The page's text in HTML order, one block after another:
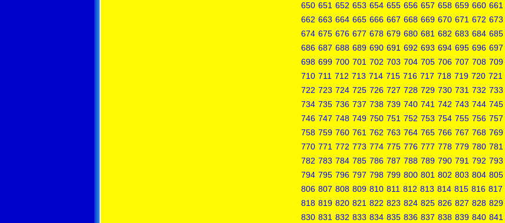
650 651 652 653 654 655 656 657 658 659 660 661
662 663 664 665 666 667 668 669 670 671 672 673
674 675 676 677 678 679 680 681 682 683 684 685
686 687 688 689 690 691 692 693 694 695 696 697
698 699 700 701 702 703 704 705 706 707 708 709
710 711 712 713 714 715 716 717 718 719 720 721
722 723 724 725 726 727 728 729 730 731 732 733
734 735 736 737 738 739 740 741 742 743 744 745
746 747 748 749 750 751 752 753 754 755 756 757
758 759 760 761 762 763 764 765 766 767 768 769
770 771 772 773 774 775 776 777 778 779 780 781
782 783 784 785 786 787 788 789 790 791 792 793
794 795 796 797 798 799 800 801 802 803 804 805
806 807 808 809 810 811 812 813 814 815 816 817
818 819 820 821 822 823 824 825 826 827 828 829
830 831 832 833 834 835 836 837 838 839 840 841